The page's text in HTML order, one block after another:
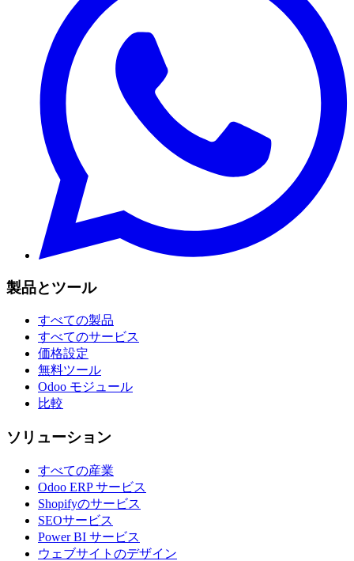
製品とツール
すべての製品
すべてのサービス
価格設定
無料ツール
Odoo モジュール
比較
ソリューション
すべての産業
Odoo ERP サービス
Shopifyのサービス
SEOサービス
Power BI サービス
ウェブサイトのデザイン